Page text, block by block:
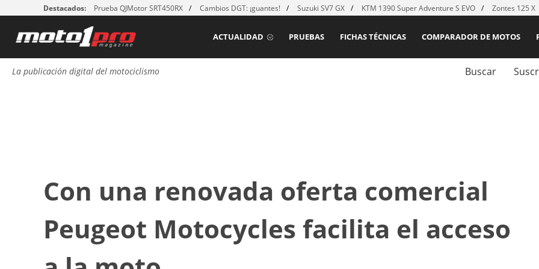
Destacados: Prueba QJMotor SRT450RX Cambios DGT: ¡guantes! Suzuki SV7 GX KTM 1390 Super Adventure S EVO Zontes 125 X
COMPARADOR DE MOTOS
FICHAS TÉCNICAS
PRUEBAS
ACTUALIDAD
La publicación digital del motociclismo Buscar
Con una renovada oferta comercial
Peugeot Motocycles facilita el acceso